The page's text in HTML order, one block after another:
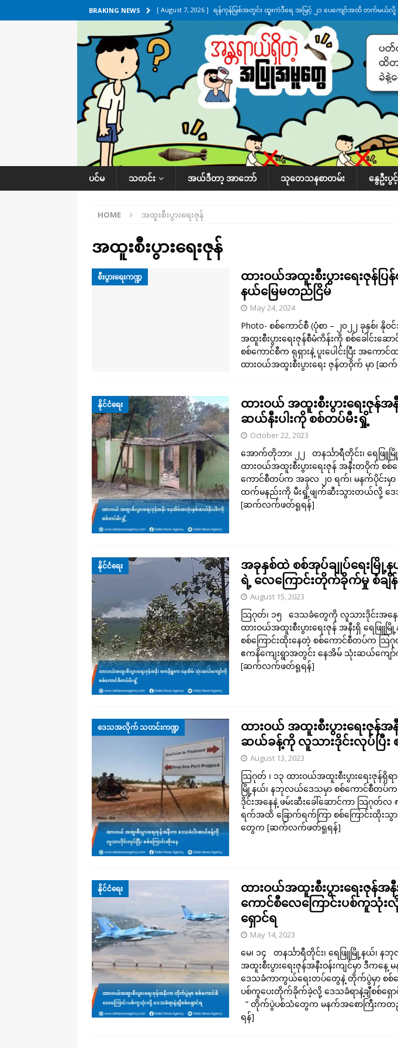
BRAKING NEWS [ August 7, 2026 ] ရန်ကုန်မြစ်အတွင်း ထူးကဲဒီရေ အ​မြင့် ၂၁ ပေကျော်အထိ တက်မယ်လို့
သတင်းကဏ္ဍ
[ August 7, 2026 ] လွှတ်တော်ကို ရောက်လာတဲ့ ဦးမင်အောင်လှိုင်ကို ထိုင်းလွှတ်တော်အမတ်
UNCATEGORIZED
[ August 6, 2026 ] တာကျိုးပြီး ခုနှစ်ရက်မြောက်နေ့မှာ ငသိုင်းချောင်းမြို့ကို ရေစတင်ရေ
[ August 6, 2026 ] လေးမျက်နှာမှာ ရေဘေးကူနေတဲ့ ငသိုင်းချောင်းဒေသခံ လူငယ်တဦး ရ
အလိုက် သတင်းကဏ္ဍ
[ August 7, 2026 ] လေးမျက်နှာ၊ အိုင်သပြုအနီးတဝိုက် ရေအနည်းငယ် ပြန်ကျ၊ ငါးသိုင်း
ဒေသအလိုက် သတင်းကဏ္ဍ
ပင်မ သတင်း အယ်ဒီတာ့ အာဘော် သုတေသနစာတမ်း နွေဦး
HOME အထူးစီးပွားရေးဇုန်
အထူးစီးပွားရေးဇုန်
စီးပွားရေးကဏ္ဍ
ထားဝယ်အထူးစီးပွားရေးဇုန်ပြ
နယ်မြေမတည်ငြိမ်
May 24, 2024
Photo- စစ်ကောင်စီ (ပုံစာ – ၂၀၂၂ ခုနှစ်၊
အထူးစီးပွားရေးဇုန်စီမံကိန်းကို စစ်ခေါင်းဆေ
စစ်ကောင်စီက ရုရှားနဲ့ ပူးပေါင်းပြီး အကေ
ထားဝယ်အထူးစီးပွားရေး ဇုန်တဝိုက် မှာ [ဆက်
နိုင်ငံရေး
ထားဝယ် အထူးစီးပွားရေးဇုန်
ဆယ်နီးပါးကို စစ်တပ်မီးရှို့
October 22, 2023
အောက်တိုဘာ၊ ၂၂ တနင်္သာရီတိုင်း၊ ရေဖြူ
ထားဝယ်အထူးစီးပွားရေးဇုန် အနီးတဝိုက် စစ်
ကောင်စီတပ်က အခုလ ၂၀ ရက်၊ မနက်ပိုင်းမှာ
ထက်မနည်းကို မီးရှို့ဖျက်ဆီးသွားတယ်လို့ ဒ
[ဆက်လက်ဖတ်ရှုရန်]
နိုင်ငံရေး
အခုနှစ်ထဲ စစ်အုပ်ချုပ်ရေးမ
ရဲ့ လေကြောင်းတိုက်ခိုက်မှု စံချိ
August 15, 2023
သြဂုတ်၊ ၁၅ ဒေသခံတွေကို လူသားဒိုင်းအနေနဲ့
ထားဝယ်အထူးစီးပွားရေးဇုန် အနီးရှိ ရေဖ
စစ်ကြောင်းထိုးနေတဲ့ စစ်ကောင်စီတပ်က သြ
ဧကနိကျေးရွာအတွင်း နေအိမ် သုံးဆယ်ကျ
[ဆက်လက်ဖတ်ရှုရန်]
ဒေသအလိုက် သတင်းကဏ္ဍ
ထားဝယ် အထူးစီးပွားရေးဇုန်အ
ဆယ်ခန့်ကို လူသားဒိုင်းလုပ်ပြီး စ
August 13, 2023
သြဂုတ် ၊ ၁၃ ထားဝယ်အထူးစီးပွားရေးဇုန်ရှိရ
မြို့နယ်၊ နဘုလယ်ဒေသမှာ စစ်ကောင်စီတပ်
ဒိုင်းအနေနဲ့ ဖမ်းဆီးခေါ်ဆောင်ကာ သြဂုတ်
ရက်အထိ ခြောက်ရက်ကြာ စစ်ကြောင်းထိုး
တွေက [ဆက်လက်ဖတ်ရှုရန်]
နိုင်ငံရေး
ထားဝယ်အထူးစီးပွားရေးဇုန်
ကောင်စီလေကြောင်းပစ်ကူသုံး
ရှောင်ရ
May 14, 2023
မေ၊ ၁၄ တနင်္သာရီတိုင်း၊ ရေဖြူမြို့နယ်၊
အထူးစီးပွားရေးဇုန်အနီးဝန်းကျင်မှာ ဒီကနေ့
ဒေသခံကာကွယ်ရေးတပ်တွေနဲ့ တိုက်ပွဲမှာ စစ်
ပစ်ကူပေးတိုက်ခိုက်ခဲ့လို့ ဒေသခံရာနဲ့ချီစစ်ရှ
“ တိုက်ပွဲပစ်သံတွေက မနက်အစောကြီးက
ရန်]